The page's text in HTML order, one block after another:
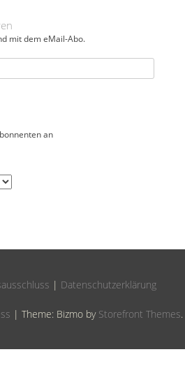
mit dem eMail-Abo.
an
| Datenschutzerklärung
| Theme: Bizmo by Storefront Themes.